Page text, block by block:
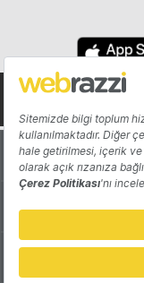
Hakkında
Katkıda Bulun